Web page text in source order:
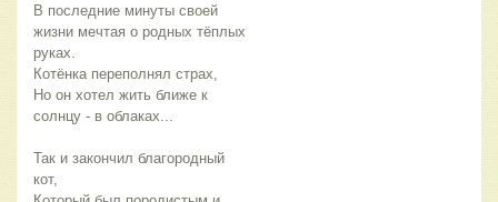
В последние минуты своей
жизни мечтая о родных тёплых
руках.
Котёнка переполнял страх,
Но он хотел жить ближе к
солнцу - в облаках...
Так и закончил благородный
кот,